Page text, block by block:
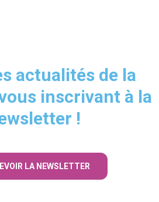
actualités de la
inscrivant à la
!
LA NEWSLETTER